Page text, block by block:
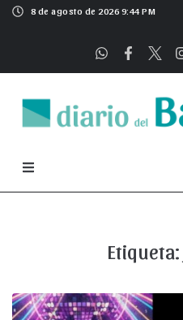
8 de agosto de 2026 9:44 PM
Etiqueta: